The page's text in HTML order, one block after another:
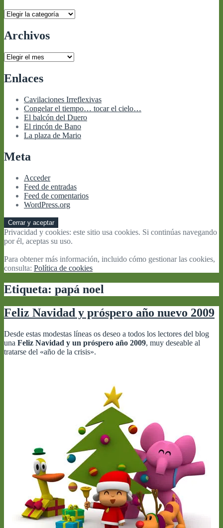
Categorías
Archivos
Archivos
Enlaces
Cavilaciones Irreflexivas
Congelar el tiempo… tocar el cielo…
El balcón del Duero
El rincón de Bano
La plaza de Mario
Meta
Acceder
Feed de entradas
Feed de comentarios
WordPress.org
Privacidad y cookies: este sitio usa cookies. Si continúas navegando
por él, aceptas su uso.
Para obtener más información, incluido cómo gestionar las cookies,
consulta: Política de cookies
Etiqueta: papá noel
Feliz Navidad y próspero año nuevo 2009
Desde estas modestas líneas os deseo a todos los lectores del blog
una Feliz Navidad y un próspero año 2009, muy deseable al
tratarse del «año de la crisis».